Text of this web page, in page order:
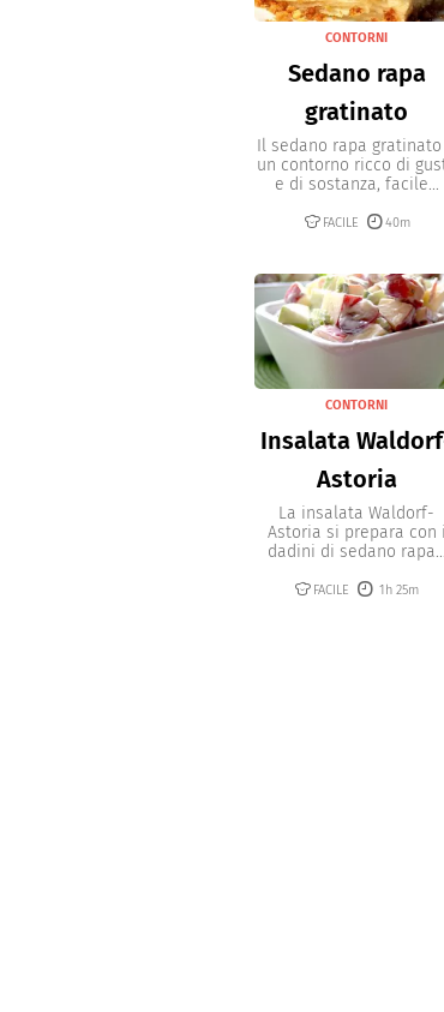
CONTORNI
Sedano rapa
gratinato
Il sedano rapa gratinato
un contorno ricco di
e di sostanza, facile...
FACILE 40m
CONTORNI
Insalata
Astoria
La insalata Waldorf-
Astoria si prepara con i
dadini di sedano rapa...
FACILE 1h 25m